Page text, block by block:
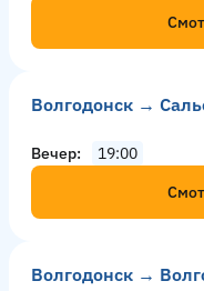
Волгодонск →
Вечер
19:00
Волгодонск →